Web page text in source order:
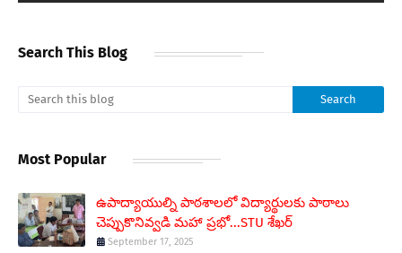
Search This Blog
Most Popular
ఉపాద్యాయుల్ని పాఠశాలలో విద్యార్థులకు పాఠాలు
చెప్పుకొనివ్వడి మహా ప్రభో...STU శేఖర్
September 17, 2025